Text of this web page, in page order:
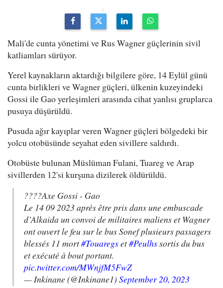
Mali'de cunta yönetimi ve Rus Wagner güçlerinin sivil
katliamları sürüyor.
Yerel kaynakların aktardığı bilgilere göre, 14 Eylül günü
cunta birlikleri ve Wagner güçleri, ülkenin kuzeyindeki
Gossi ile Gao yerleşimleri arasında cihat yanlısı gruplarca
pusuya düşürüldü.
Pusuda ağır kayıplar veren Wagner güçleri bölgedeki bir
yolcu otobüsünde seyahat eden sivillere saldırdı.
Otobüste bulunan Müslüman Fulani, Tuareg ve Arap
sivillerden 12'si kurşuna dizilerek öldürüldü.
????Axe Gossi - Gao
Le 14 09 2023 après être pris dans une embuscade
d’Alkaida un convoi de militaires maliens et Wagner
ont ouvert le feu sur le bus Sonef plusieurs passagers
blessés 11 mort#Touaregset#Peulhssortis du bus
et exécuté à bout portant.
pic.twitter.com/MWnjfM5FwZ
— Inkinane (@Inkinane1) September 20, 2023